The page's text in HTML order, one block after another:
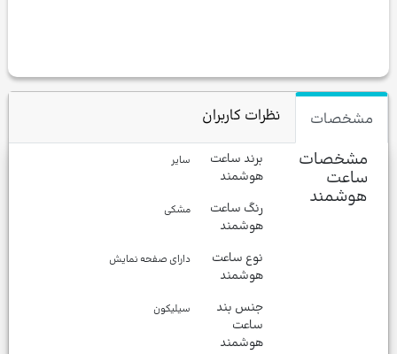
مشخصات نظرات کاربران
مشخصات
ساعت
هوشمند
برند ساعت
هوشمند
سایر
رنگ ساعت
هوشمند
مشکی
نوع ساعت
هوشمند
دارای صفحه نمایش
جنس بند
ساعت
هوشمند
سیلیکون